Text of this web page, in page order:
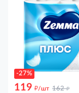
-27%
119 д/шт 162 д